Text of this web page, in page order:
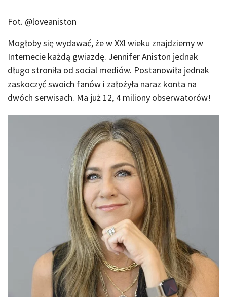
Fot. @loveaniston
Mogłoby się wydawać, że w XXl wieku znajdziemy w
Internecie każdą gwiazdę. Jennifer Aniston jednak
długo stroniła od social mediów. Postanowiła jednak
zaskoczyć swoich fanów i założyła naraz konta na
dwóch serwisach. Ma już 12, 4 miliony obserwatorów!